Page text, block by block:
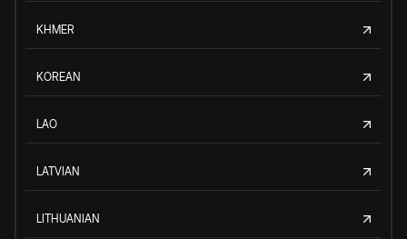
KHMER
KOREAN
LAO
LATVIAN
LITHUANIAN